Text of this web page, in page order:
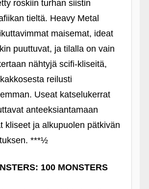
roskiin turhan siistin
tieltä. Heavy Metal
maisemat, ideat
puuttuvat, ja tilalla on vain
nähtyjä scifi-kliseitä,
reilusti
Useat katselukerrat
anteeksiantamaan
kliseet ja alkupuolen pätkivän
***½
100 MONSTERS